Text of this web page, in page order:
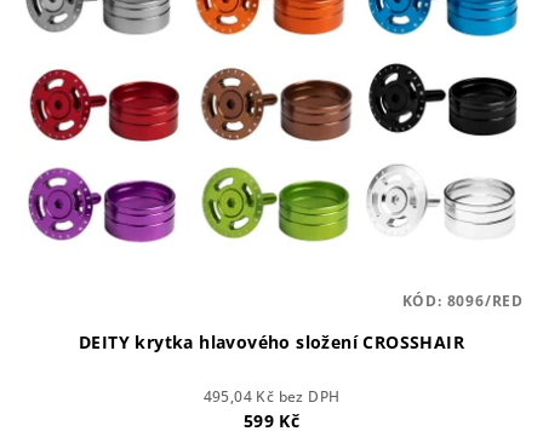
DEITY krytka hlavového složení CROSSHAIR
495,04 Kč bez DPH
599 Kč
KÓD: 8096/RED